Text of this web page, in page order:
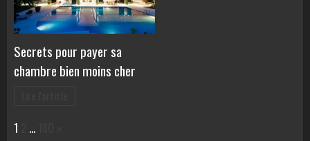
Secrets pour payer sa
chambre bien moins cher
Page:
1 …